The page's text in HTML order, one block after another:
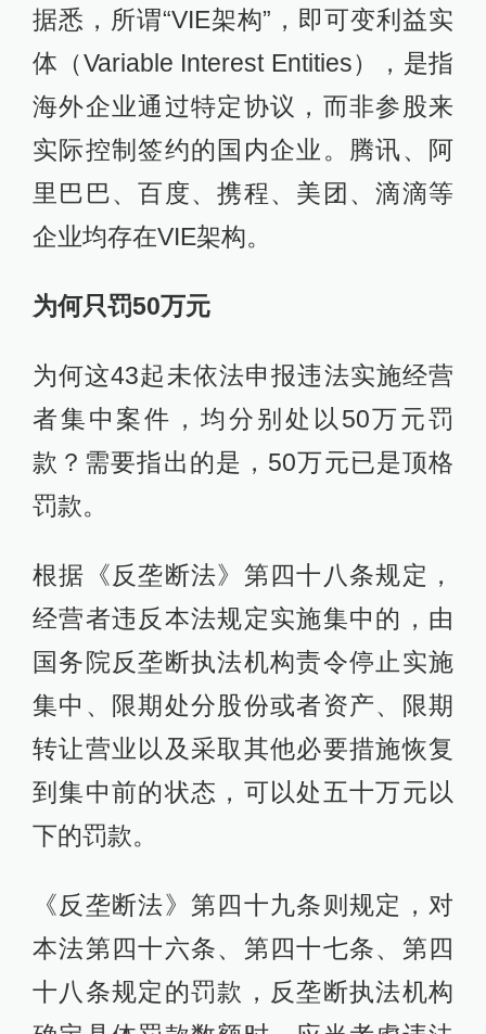
据悉，所谓“VIE架构”，即可变利益实
体（Variable Interest Entities），是指
海外企业通过特定协议，而非参股来
实际控制签约的国内企业。腾讯、阿
里巴巴、百度、携程、美团、滴滴等
企业均存在VIE架构。
为何只罚50万元
为何这43起未依法申报违法实施经营
者集中案件，均分别处以50万元罚
款？需要指出的是，50万元已是顶格
罚款。
根据《反垄断法》第四十八条规定，
经营者违反本法规定实施集中的，由
国务院反垄断执法机构责令停止实施
集中、限期处分股份或者资产、限期
转让营业以及采取其他必要措施恢复
到集中前的状态，可以处五十万元以
下的罚款。
《反垄断法》第四十九条则规定，对
本法第四十六条、第四十七条、第四
十八条规定的罚款，反垄断执法机构